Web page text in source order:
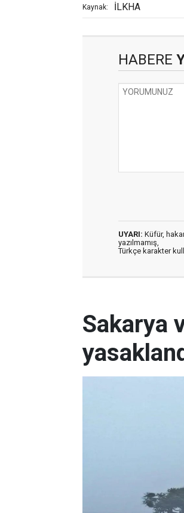
Kaynak: İLKHA
HABERE
UYARI: Küfür,
yazılmamış,
Türkçe karakter
Sakarya